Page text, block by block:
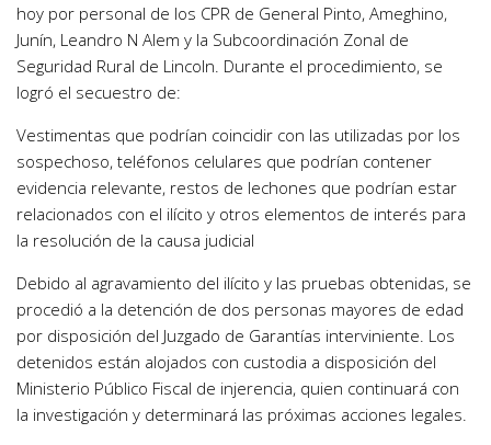
hoy por personal de los CPR de General Pinto, Ameghino,
Junín, Leandro N Alem y la Subcoordinación Zonal de
Seguridad Rural de Lincoln. Durante el procedimiento, se
logró el secuestro de:
Vestimentas que podrían coincidir con las utilizadas por los
sospechoso, teléfonos celulares que podrían contener
evidencia relevante, restos de lechones que podrían estar
relacionados con el ilícito y otros elementos de interés para
la resolución de la causa judicial
Debido al agravamiento del ilícito y las pruebas obtenidas, se
procedió a la detención de dos personas mayores de edad
por disposición del Juzgado de Garantías interviniente. Los
detenidos están alojados con custodia a disposición del
Ministerio Público Fiscal de injerencia, quien continuará con
la investigación y determinará las próximas acciones legales.